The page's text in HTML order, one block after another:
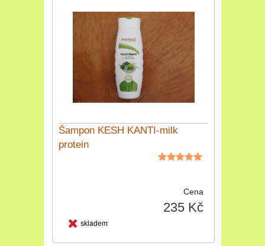
Šampon KESH KANTI-milk
protein
Cena
235 Kč
skladem